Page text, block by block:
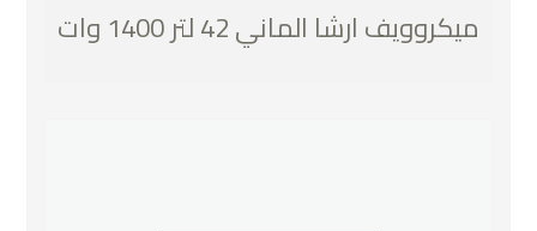
ميكروويف ارشا الماني 42 لتر 1400 وات